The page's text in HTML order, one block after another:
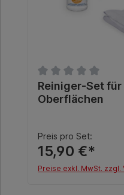
Durchschnittliche
Reiniger-Set
Oberflächen
Preis pro Set:
15,90 €*
Preise exkl. MwSt. zzgl.